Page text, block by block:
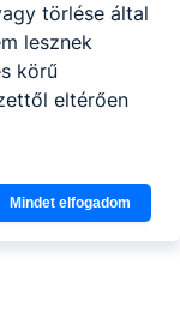
törlése által
lesznek
körű
eltérően
Mindet elfogadom